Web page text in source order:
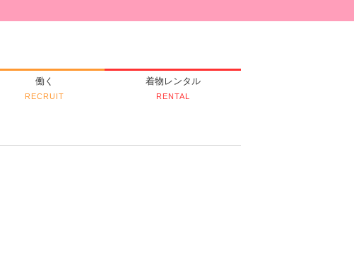
働く
RECRUIT
着物レンタル
RENTAL